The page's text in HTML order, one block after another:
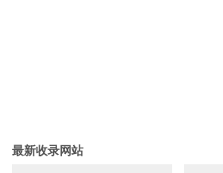
最新收录网站